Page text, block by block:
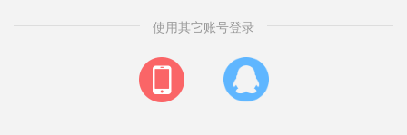
使用其它账号登录